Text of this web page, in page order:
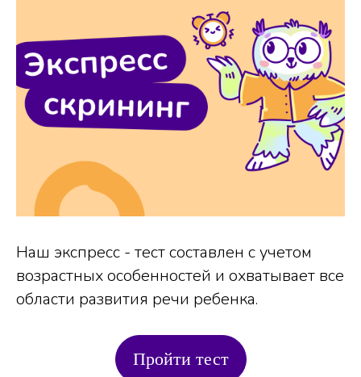
Наш экспресс - тест составлен с учетом
возрастных особенностей и охватывает все
области развития речи ребенка.
Пройти тест